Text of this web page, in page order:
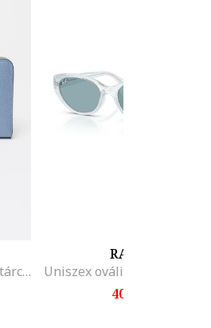
Camelia cipzáros bőr pénztárca, Púderkék
RAY-BAN
40.499 Ft